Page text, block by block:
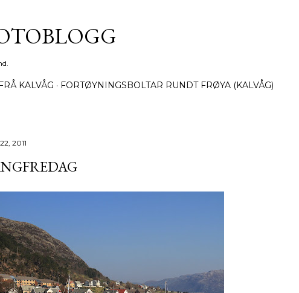
KALVÅG FORTØYNINGSBOLTAR RUNDT FRØYA (KALVÅG)
2011